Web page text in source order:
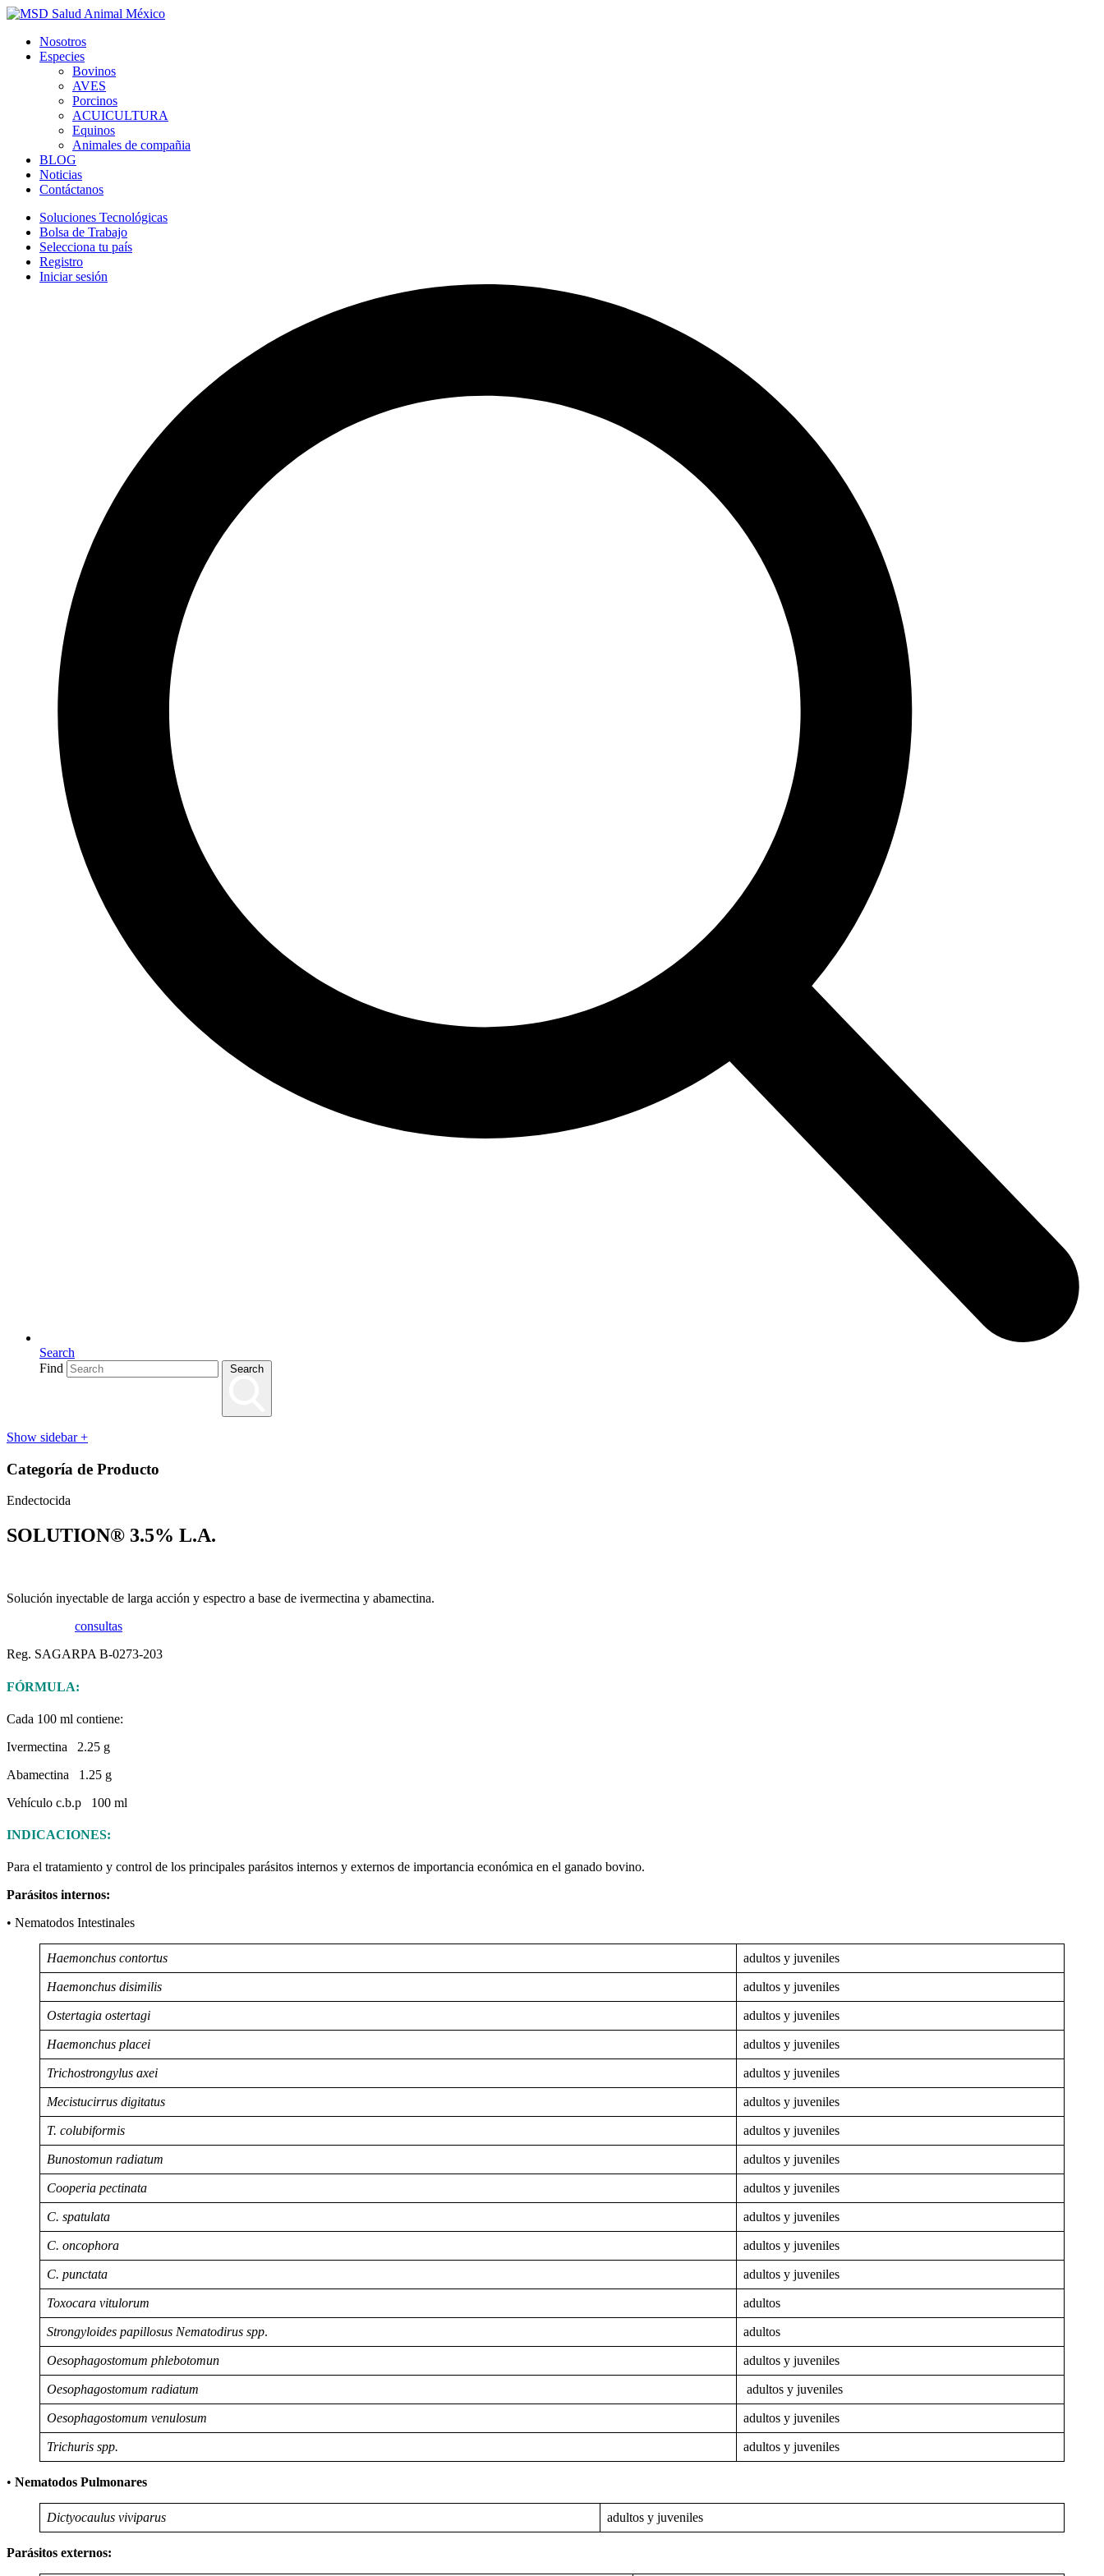
Nosotros
Especies
Bovinos
AVES
Porcinos
ACUICULTURA
Equinos
Animales de compañia
BLOG
Noticias
Contáctanos
Soluciones Tecnológicas
Bolsa de Trabajo
Selecciona tu país
Registro
Iniciar sesión
Search
Find
Search
Show sidebar+
Categoría de Producto
Endectocida
SOLUTION® 3.5% L.A.
Solución inyectable de larga acción y espectro a base de ivermectina y abamectina.
consultas
Reg. SAGARPA B-0273-203
FÓRMULA:
Cada 100 ml contiene:
Ivermectina 2.25 g
Abamectina 1.25 g
Vehículo c.b.p 100 ml
INDICACIONES:
Para el tratamiento y control de los principales parásitos internos y externos de importancia económica en el ganado bovino.
Parásitos internos:
• Nematodos Intestinales
Haemonchus contortus adultos y juveniles
Haemonchus disimilis adultos y juveniles
Ostertagia ostertagi adultos y juveniles
Haemonchus placei adultos y juveniles
Trichostrongylus axei adultos y juveniles
Mecistucirrus digitatus adultos y juveniles
T. colubiformis adultos y juveniles
Bunostomun radiatum adultos y juveniles
Cooperia pectinata adultos y juveniles
C. spatulata adultos y juveniles
C. oncophora adultos y juveniles
C. punctata adultos y juveniles
Toxocara vitulorum adultos
Strongyloides papillosus Nematodirus spp. adultos
Oesophagostomum phlebotomun adultos y juveniles
Oesophagostomum radiatum adultos y juveniles
Oesophagostomum venulosum adultos y juveniles
Trichuris spp. adultos y juveniles
• Nematodos Pulmonares
Dictyocaulus viviparus adultos y juveniles
Parásitos externos: